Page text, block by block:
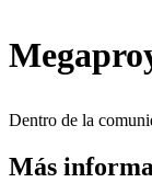
Dentro de la
Más